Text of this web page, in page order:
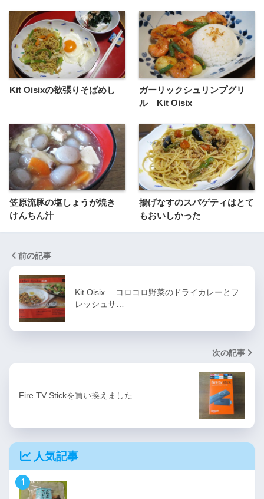
Kit Oisixの欲張りそばめし
ガーリックシュリンプグリ
ル Kit Oisix
笠原流豚の塩しょうが焼き
けんちん汁
揚げなすのスパゲティはとて
もおいしかった
前の記事
Kit Oisix コロコロ野菜のドライカレーとフ
レッシュサ…
次の記事
Fire TV Stickを買い換えました
人気記事
1